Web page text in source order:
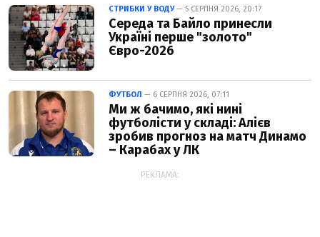
СТРИБКИ У ВОДУ— 5 СЕРПНЯ 2026, 20:17
Середа та Байло принесли
Україні перше "золото"
Євро-2026
ФУТБОЛ — 6 СЕРПНЯ 2026, 07:11
Ми ж бачимо, які нині
футболісти у складі: Алієв
зробив прогноз на матч Динамо
– Карабах у ЛК
РЕКЛАМА: